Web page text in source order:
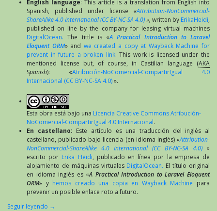
English language: This article is a translation from English into
Spanish, published under license «Attribution-NonCommercial-
ShareAlike 4.0 International (CC BY-NC-SA 4.0)», written by ErikaHeidi,
published on line by the company for leasing virtual machines
DigitalOcean. The tittle is «A Practical Introduction to Laravel
Eloquent ORM» and we created a copy at Wayback Machine for
prevent in future a broken link. This work is licensed under the
mentioned license but, of course, in Castilian language (AKA
Spanish): «Atribución-NoComercial-CompartirIgual 4.0
Internacional (CC BY-NC-SA 4.0)».
Esta obra está bajo una Licencia Creative Commons Atribución-
NoComercial-CompartirIgual 4.0 Internacional.
En castellano: Este artículo es una traducción del inglés al
castellano, publicado bajo licencia (en idioma inglés) «Attribution-
NonCommercial-ShareAlike 4.0 International (CC BY-NC-SA 4.0) »
escrito por Erika Heidi, publicado en línea por la empresa de
alojamiento de máquinas virtuales DigitalOcean. El título original
en idioma inglés es «A Practical Introduction to Laravel Eloquent
ORM» y hemos creado una copia en Wayback Machine para
prevenir un posible enlace roto a futuro.
Seguir leyendo →